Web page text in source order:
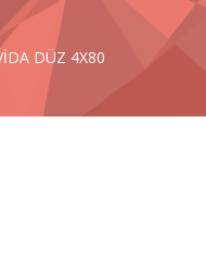
DÜZ 4X80